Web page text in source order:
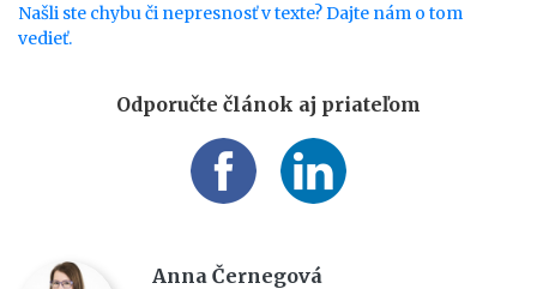
Našli ste chybu či nepresnosť v texte? Dajte nám o tom
vedieť.
Odporučte článok aj priateľom
Anna Černegová